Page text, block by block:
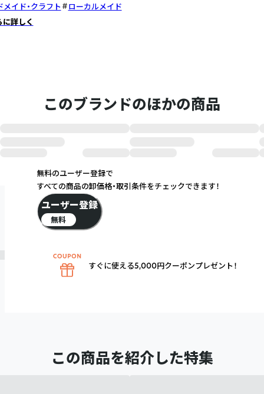
メイド・クラフト
ローカルメイド
に詳しく
このブランドのほかの商品
この商品を紹介した特集
無料のユーザー登録で
すべての商品の卸価格・取引条件をチェックできます！
ユーザー登録
無料
すぐに使える5,000円クーポンプレゼント！